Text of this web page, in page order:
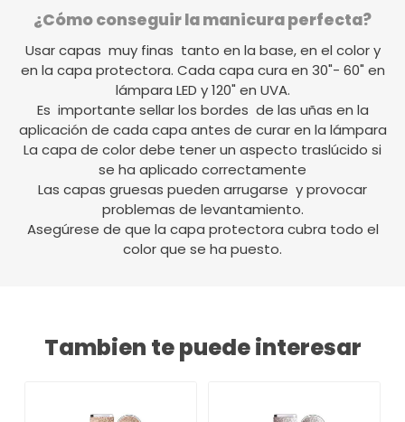
¿Cómo conseguir la manicura perfecta?
Usar capas muy finas tanto en la base, en el color y
en la capa protectora. Cada capa cura en 30"- 60" en
lámpara LED y 120" en UVA.
Es importante sellar los bordes de las uñas en la
aplicación de cada capa antes de curar en la lámpara
La capa de color debe tener un aspecto traslúcido si
se ha aplicado correctamente
Las capas gruesas pueden arrugarse y provocar
problemas de levantamiento.
Asegúrese de que la capa protectora cubra todo el
color que se ha puesto.
Tambien te puede interesar